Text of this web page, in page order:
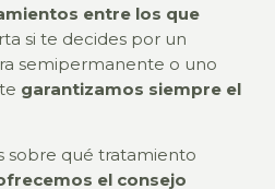
entre los que
si te decides por un
semipermanente o uno
garantizamos siempre el
sobre qué tratamiento
el consejo